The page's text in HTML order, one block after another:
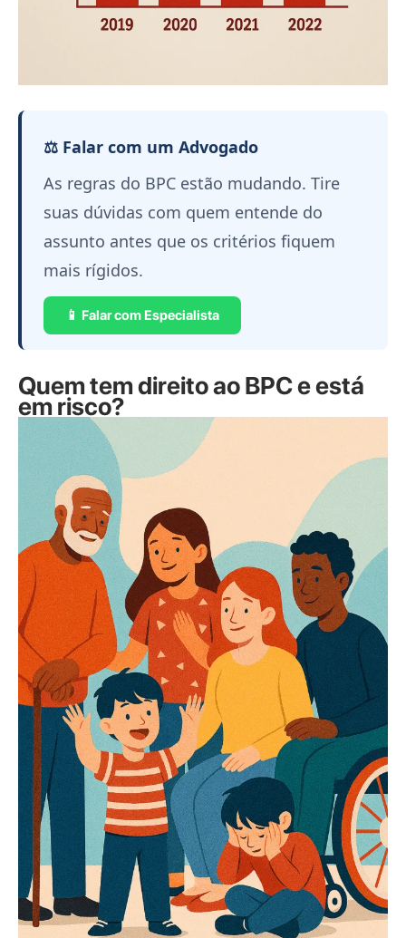
⚖️ Falar com um Advogado
As regras do BPC estão mudando. Tire
suas dúvidas com quem entende do
assunto antes que os critérios fiquem
mais rígidos.
📱 Falar com Especialista
Quem tem direito ao BPC e está
em risco?